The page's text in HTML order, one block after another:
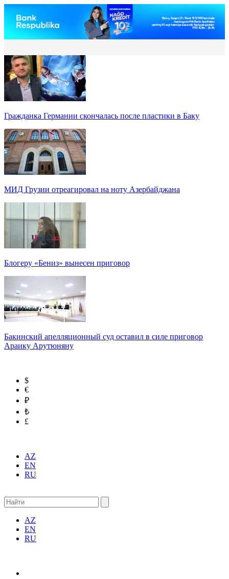
Гражданка Германии скончалась после пластики в Баку
МИД Грузии отреагировал на ноту Азербайджана
Блогеру «Бениз» вынесен приговор
Бакинский апелляционный суд оставил в силе приговор
Араику Арутюняну
$
€
₽
₺
£
AZ
EN
RU
AZ
EN
RU